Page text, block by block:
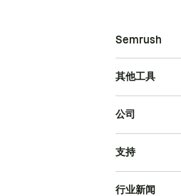
Semrush
其他工具
公司
支持
行业新闻